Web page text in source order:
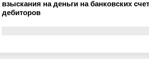
взыскания на деньги на банковских
дебиторов